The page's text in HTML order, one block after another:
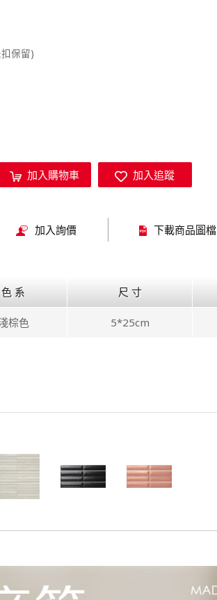
保留)
加入購物車 加入追蹤
加入詢價 下載商品圖檔
色 系 尺 寸
棕色 5*25cm